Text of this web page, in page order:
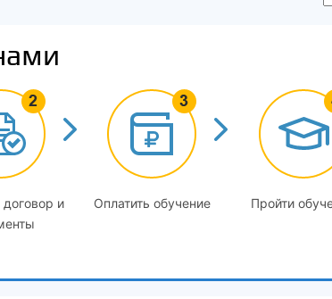
и
Оплатить обучение Пройти